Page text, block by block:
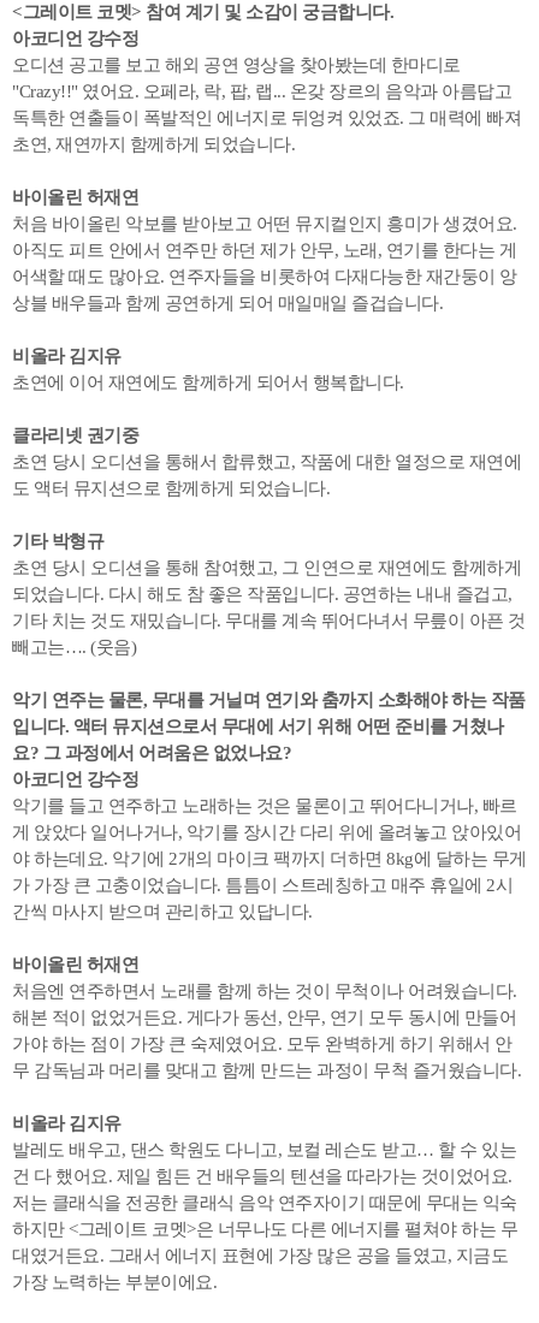
<그레이트 코멧> 참여 계기 및 소감이 궁금합니다.
아코디언 강수정
오디션 공고를 보고 해외 공연 영상을 찾아봤는데 한마디로
"Crazy!!" 였어요. 오페라, 락, 팝, 랩... 온갖 장르의 음악과 아름답고
독특한 연출들이 폭발적인 에너지로 뒤엉켜 있었죠. 그 매력에 빠져
초연, 재연까지 함께하게 되었습니다.
바이올린 허재연
처음 바이올린 악보를 받아보고 어떤 뮤지컬인지 흥미가 생겼어요.
아직도 피트 안에서 연주만 하던 제가 안무, 노래, 연기를 한다는 게
어색할 때도 많아요. 연주자들을 비롯하여 다재다능한 재간둥이 앙
상블 배우들과 함께 공연하게 되어 매일매일 즐겁습니다.
비올라 김지유
초연에 이어 재연에도 함께하게 되어서 행복합니다.
클라리넷 권기중
초연 당시 오디션을 통해서 합류했고, 작품에 대한 열정으로 재연에
도 액터 뮤지션으로 함께하게 되었습니다.
기타 박형규
초연 당시 오디션을 통해 참여했고, 그 인연으로 재연에도 함께하게
되었습니다. 다시 해도 참 좋은 작품입니다. 공연하는 내내 즐겁고,
기타 치는 것도 재밌습니다. 무대를 계속 뛰어다녀서 무릎이 아픈 것
빼고는…. (웃음)
악기 연주는 물론, 무대를 거닐며 연기와 춤까지 소화해야 하는 작품
입니다. 액터 뮤지션으로서 무대에 서기 위해 어떤 준비를 거쳤나
요? 그 과정에서 어려움은 없었나요?
아코디언 강수정
악기를 들고 연주하고 노래하는 것은 물론이고 뛰어다니거나, 빠르
게 앉았다 일어나거나, 악기를 장시간 다리 위에 올려놓고 앉아있어
야 하는데요. 악기에 2개의 마이크 팩까지 더하면 8kg에 달하는 무게
가 가장 큰 고충이었습니다. 틈틈이 스트레칭하고 매주 휴일에 2시
간씩 마사지 받으며 관리하고 있답니다.
바이올린 허재연
처음엔 연주하면서 노래를 함께 하는 것이 무척이나 어려웠습니다.
해본 적이 없었거든요. 게다가 동선, 안무, 연기 모두 동시에 만들어
가야 하는 점이 가장 큰 숙제였어요. 모두 완벽하게 하기 위해서 안
무 감독님과 머리를 맞대고 함께 만드는 과정이 무척 즐거웠습니다.
비올라 김지유
발레도 배우고, 댄스 학원도 다니고, 보컬 레슨도 받고… 할 수 있는
건 다 했어요. 제일 힘든 건 배우들의 텐션을 따라가는 것이었어요.
저는 클래식을 전공한 클래식 음악 연주자이기 때문에 무대는 익숙
하지만 <그레이트 코멧>은 너무나도 다른 에너지를 펼쳐야 하는 무
대였거든요. 그래서 에너지 표현에 가장 많은 공을 들였고, 지금도
가장 노력하는 부분이에요.